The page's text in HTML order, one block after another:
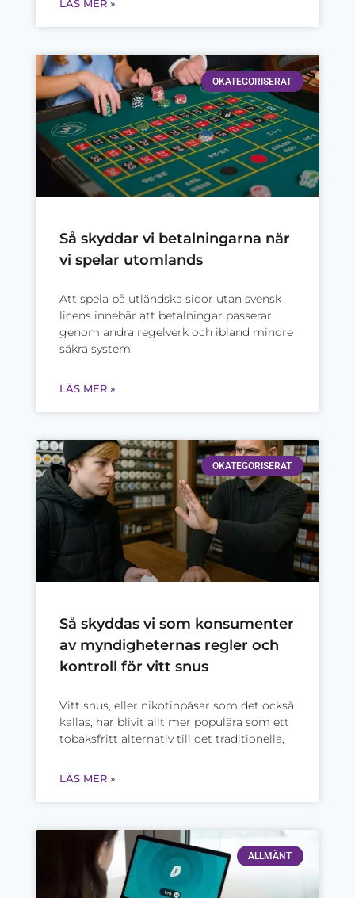
LÄS MER »
OKATEGORISERAT
Så skyddar vi betalningarna när
vi spelar utomlands
Att spela på utländska sidor utan svensk
licens innebär att betalningar passerar
genom andra regelverk och ibland mindre
säkra system.
LÄS MER »
OKATEGORISERAT
Så skyddas vi som konsumenter
av myndigheternas regler och
kontroll för vitt snus
Vitt snus, eller nikotinpåsar som det också
kallas, har blivit allt mer populära som ett
tobaksfritt alternativ till det traditionella,
LÄS MER »
ALLMÄNT